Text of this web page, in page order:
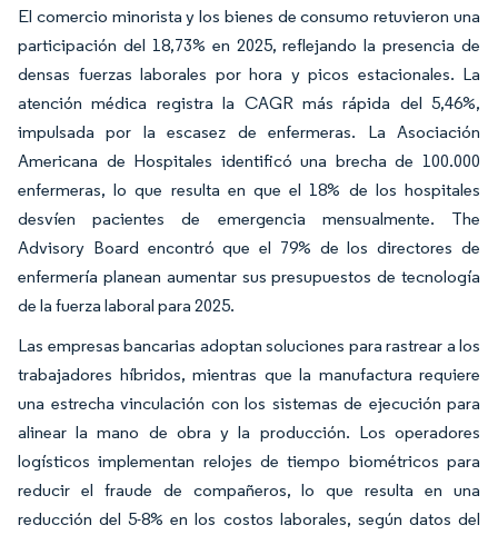
El comercio minorista y los bienes de consumo retuvieron una
participación del 18,73% en 2025, reflejando la presencia de
densas fuerzas laborales por hora y picos estacionales. La
atención médica registra la CAGR más rápida del 5,46%,
impulsada por la escasez de enfermeras. La Asociación
Americana de Hospitales identificó una brecha de 100.000
enfermeras, lo que resulta en que el 18% de los hospitales
desvíen pacientes de emergencia mensualmente. The
Advisory Board encontró que el 79% de los directores de
enfermería planean aumentar sus presupuestos de tecnología
de la fuerza laboral para 2025.
Las empresas bancarias adoptan soluciones para rastrear a los
trabajadores híbridos, mientras que la manufactura requiere
una estrecha vinculación con los sistemas de ejecución para
alinear la mano de obra y la producción. Los operadores
logísticos implementan relojes de tiempo biométricos para
reducir el fraude de compañeros, lo que resulta en una
reducción del 5-8% en los costos laborales, según datos del